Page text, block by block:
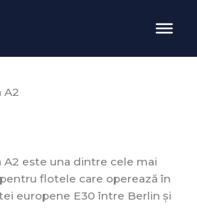
A2
este una dintre cele mai
flotele care operează în
europene E30 între Berlin și